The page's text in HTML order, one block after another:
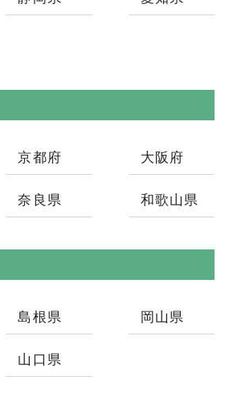
京都府 大阪府
奈良県 和歌山県
島根県 岡山県
山口県